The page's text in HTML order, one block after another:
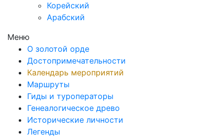
Корейский
Арабский
Меню
О золотой орде
Достопримечательности
Календарь мероприятий
Маршруты
Гиды и туроператоры
Генеалогическое древо
Исторические личности
Легенды